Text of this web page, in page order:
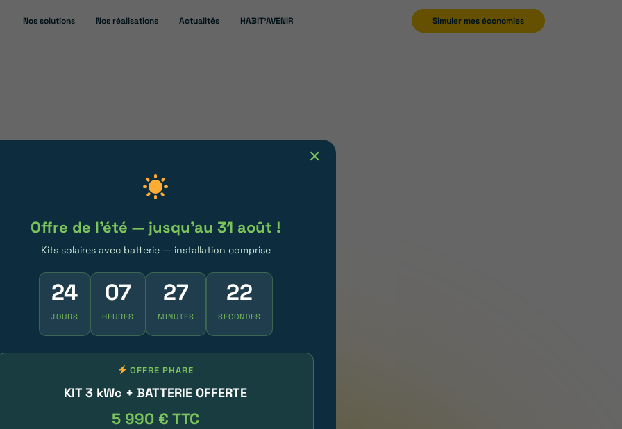
Nos solutions
Rentabilité panneaux photovoltaïques
Nos réalisations Actualités HABIT’AVENIR Simuler mes économies
– CERTIFIÉ IRVE
de
et-Loire
de copropriété. Estimation
IRVE.
recharge ultra-rapide,
✕
Offre de l'été — jusqu'au 31 août !
Kits solaires avec batterie — installation comprise
24
JOURS
07
HEURES
27
MINUTES
22
SECONDES
OFFRE PHARE
KIT 3 kWc + BATTERIE OFFERTE
5 990 € TTC